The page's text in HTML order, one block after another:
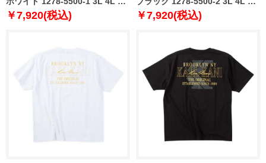
6L 8L
￥7,920(税込)
6L 8L
￥7,920(税込)